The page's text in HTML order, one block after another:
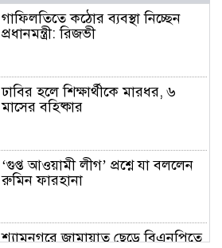
গাফিলতিতে কঠোর ব্যবস্থা নিচ্ছেন
প্রধানমন্ত্রী: রিজভী
ঢাবির হলে শিক্ষার্থীকে মারধর, ৬
মাসের বহিষ্কার
‘গুপ্ত আওয়ামী লীগ’ প্রশ্নে যা বললেন
রুমিন ফারহানা
শ্যামনগরে জামায়াত ছেড়ে বিএনপিতে